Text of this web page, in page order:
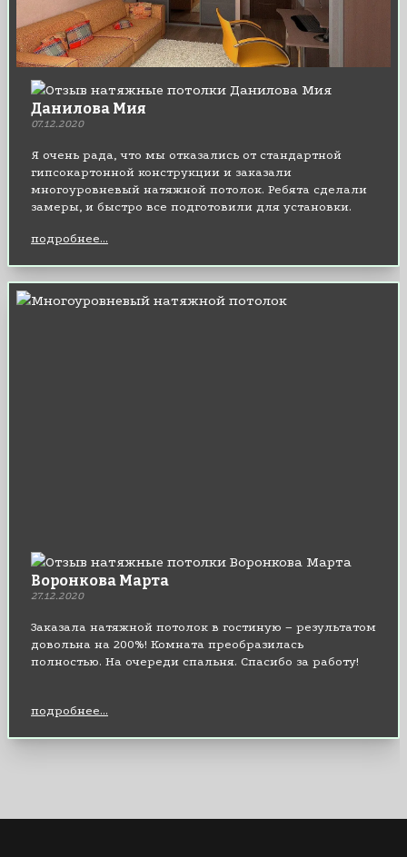
Данилова Мия
07.12.2020
Я очень рада, что мы отказались от стандартной
гипсокартонной конструкции и заказали
многоуровневый натяжной потолок. Ребята сделали
замеры, и быстро все подготовили для установки.
подробнее...
Воронкова Марта
27.12.2020
Заказала натяжной потолок в гостиную – результатом
довольна на 200%! Комната преобразилась
полностью. На очереди спальня. Спасибо за работу!
подробнее...